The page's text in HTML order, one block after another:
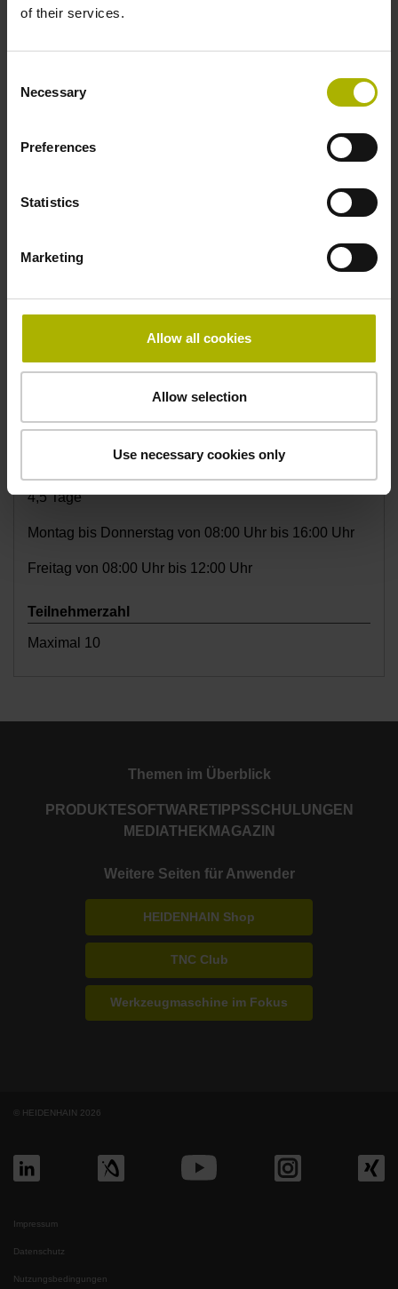
of their services.
Selection
Necessary
Preferences
Statistics
Marketing
Allow all cookies
Allow selection
Use necessary cookies only
Ort
Premiummitglieder (Nachweis erforderlich)
> Details zum TNC Club
4,5 Tage
Montag bis Donnerstag von 08:00 Uhr bis 16:00 Uhr
Freitag von 08:00 Uhr bis 12:00 Uhr
Teilnehmerzahl
Maximal 10
Themen im Überblick
PRODUKTESOFTWARETIPPSSCHULUNGEN
MEDIATHEK MAGAZIN
Weitere Seiten für Anwender
HEIDENHAIN Shop
TNC Club
Werkzeugmaschine im Fokus
© HEIDENHAIN 2026
Impressum
Datenschutz
Nutzungsbedingungen